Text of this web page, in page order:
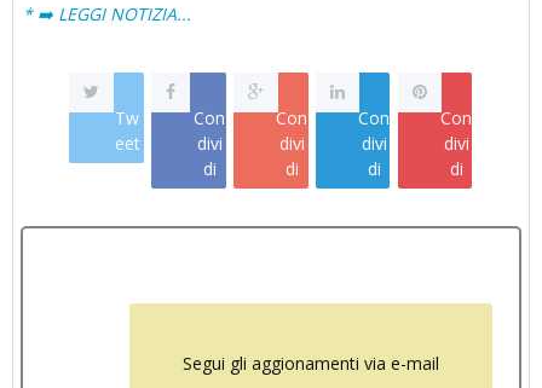
* ➡️ LEGGI NOTIZIA...
Tw
eet
Con
divi
di
Con
divi
di
Con
divi
di
Con
divi
di
Segui gli aggionamenti via e-mail